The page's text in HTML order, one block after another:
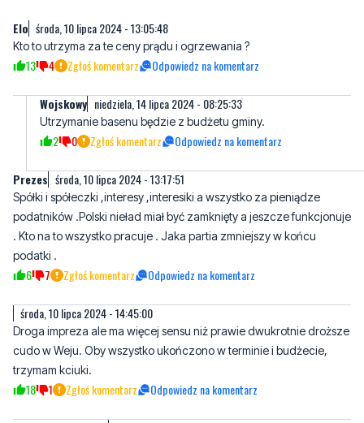
Wojskowy niedziela, 14 lipca 2024 - 08:25:33
Utrzymanie basenu będzie z budżetu gminy.
Prezes środa, 10 lipca 2024 - 13:17:51
Spółki i spółeczki ,interesy ,interesiki a wszystko za pieniądze
. Kto na to wszystko pracuje . Jaka partia zmniejszy w końcu
podatki .
6 7 Zgłoś komentarz Odpowiedz na komentarz
środa, 10 lipca 2024 - 14:45:00
Droga impreza ale ma więcej sensu niż prawie dwukrotnie droższe
trzymam kciuki.
18 1 Zgłoś komentarz Odpowiedz na komentarz
W Krokowej można.
Tutaj to przynajmniej obiekt całoroczny i kazdy znajdzie coś dla